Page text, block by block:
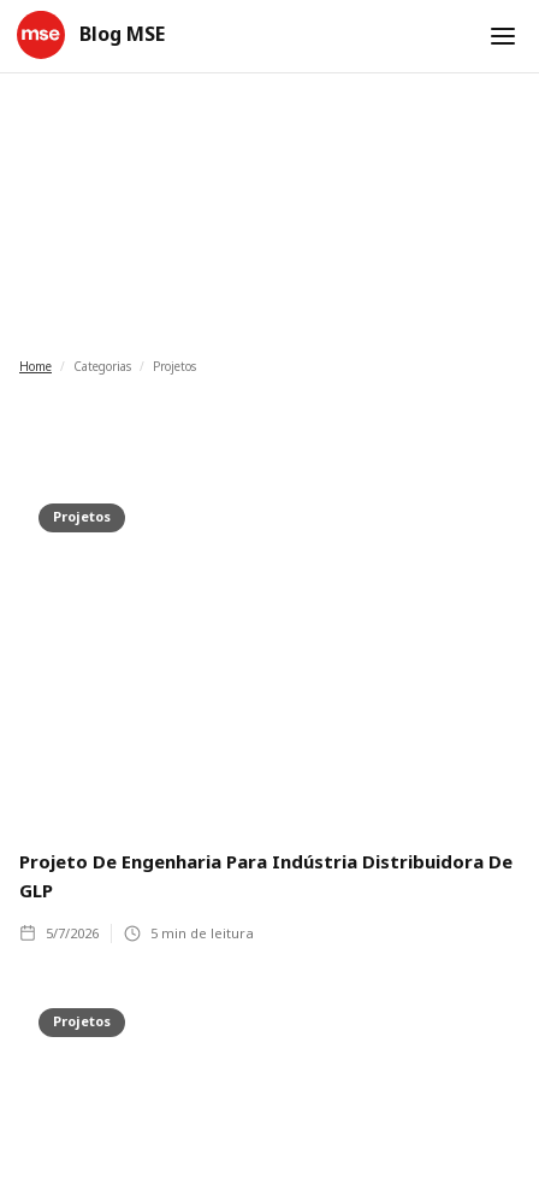
Blog MSE
Home / Categorias / Projetos
Projetos
Projeto De Engenharia Para Indústria Distribuidora De
GLP
5/7/2026 5 min de leitura
Projetos